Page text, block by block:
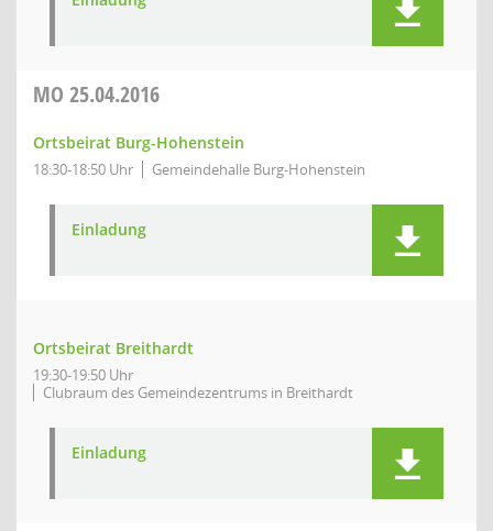
MO 25.04.2016
Ortsbeirat Burg-Hohenstein
18:30-18:50 Uhr Gemeindehalle Burg-Hohenstein
Einladung
Ortsbeirat Breithardt
19:30-19:50 Uhr
Clubraum des Gemeindezentrums in Breithardt
Einladung